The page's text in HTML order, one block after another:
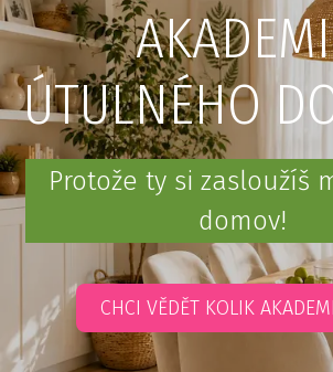
ÚTULNÉHO
Protože ty si zasloužíš
domov!
CHCI VĚDĚT KOLIK